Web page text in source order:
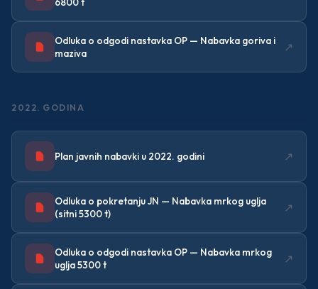
Odluka o odgodi nastavka OP — Nabavka goriva i
maziva
↗
2022. GODINA
Plan javnih nabavki u 2022. godini ↗
Odluka o pokretanju JN — Nabavka mrkog uglja
(sitni 5300 t)
↗
Odluka o odgodi nastavka OP — Nabavka mrkog
uglja 5300 t
↗